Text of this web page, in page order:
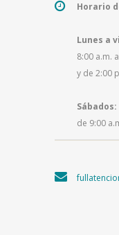
Horario
Lunes a
8:00 a.m.
y de 2:00
Sábados:
de 9:00